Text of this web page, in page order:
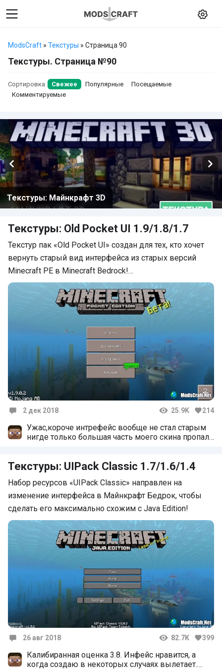
ModsCraft » Текстуры » Страница 90
Текстуры. Страница №90
Сортировка: Свежее Популярные
Посещаемые
Комментируемые
Текстуры: Майнкрафт 3D
Текстуры: Old Pocket UI 1.9/1.8/1.7
Текстур пак «Old Pocket UI» создан для тех, кто хочет
вернуть старый вид интерфейса из старых версий
Minecraft PE в Minecraft Bedrock!…
2 дек 2018 25.9K 214
Ужас,короче интрефейс вообще не стал старым
нигде только большая часть моего скина пропала
Текстуры: UIPack Classic 1.7/1.6/1.4
Набор ресурсов «UIPack Classic» направлен на
изменение интерфейса в Майнкрафт Бедрок, чтобы
сделать его максимально схожим с Java Edition!
26 авг 2018 82.7K 399
Калибиранная оценка 3.8. Инфейс нравится, а
когда создаю в некоторых случаях вылетает.